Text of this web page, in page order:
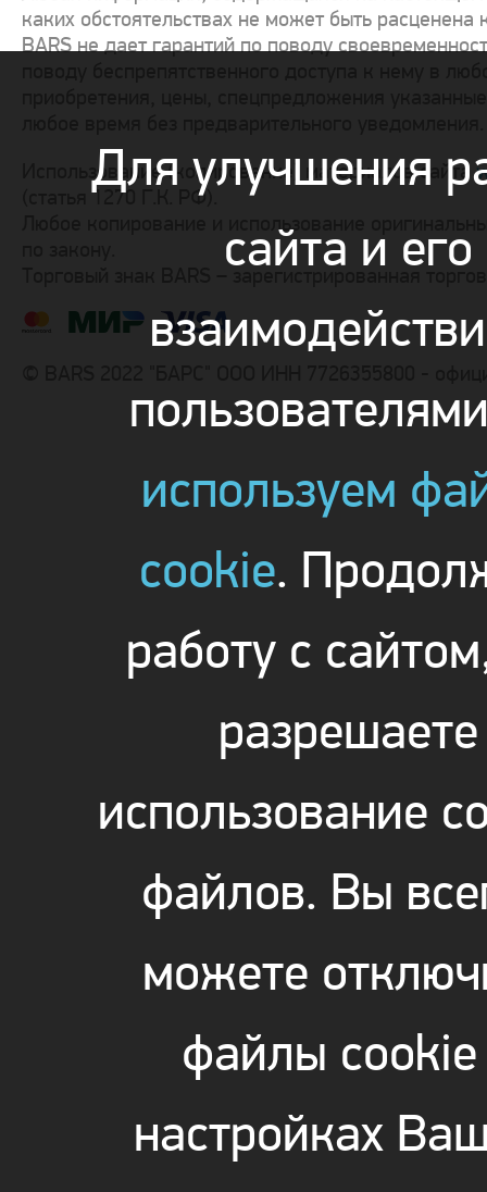
каких обстоятельствах не может быть
BARS не дает гарантий по поводу
Использование (копирование) материалов сайта
(статья 1270 Г.К. РФ).
Любое копирование и использование
Для улучшения
сайта и его
используем
cookie.
работу с
разрешаете
использование
файлов. Вы
можете
файлы cookie
настройках